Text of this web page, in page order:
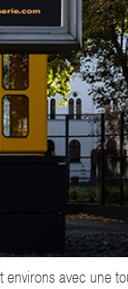
avec une